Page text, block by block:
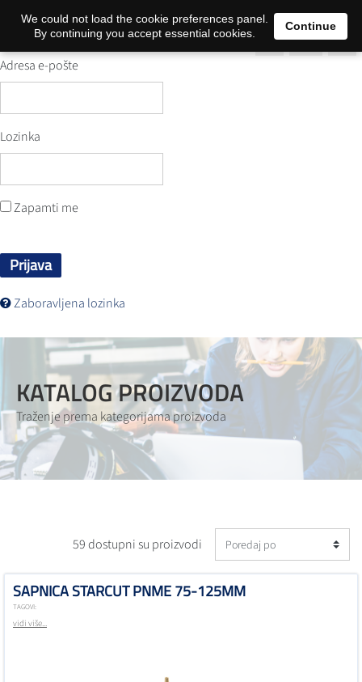
0
Adresa e-pošte
Lozinka
Zapamti me
Prijava
Zaboravljena lozinka
KATALOG PROIZVODA
Traženje prema kategorijama proizvoda
59 dostupni su proizvodi
SAPNICA STARCUT PNME 75-125MM
TAGOVI:
vidi više...
We could not load the cookie preferences panel.
By continuing you accept essential cookies.
Continue